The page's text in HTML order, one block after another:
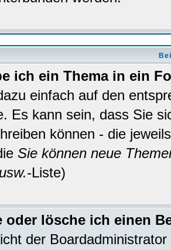
ich ein Thema in ein
einfach auf den
Es kann sein, dass Sie
können - die
Sie können neue
-Liste)
oder lösche ich einen
der